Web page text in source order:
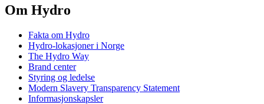
Om Hydro
Fakta om Hydro
Hydro-lokasjoner i Norge
The Hydro Way
Brand center
Styring og ledelse
Modern Slavery Transparency Statement
Informasjonskapsler